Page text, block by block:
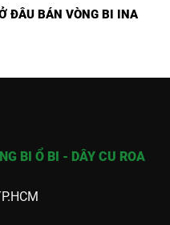
ĐÂU BÁN VÒNG BI INA
BI Ổ BI - DÂY CU ROA